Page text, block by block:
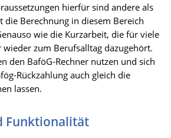
hierfür sind andere als
die Berechnung in diesem Bereich
wie die Kurzarbeit, die für viele
zum Berufsalltag dazugehört.
den BaföG-Rechner nutzen und sich
Rückzahlung auch gleich die
lassen.
Funktionalität